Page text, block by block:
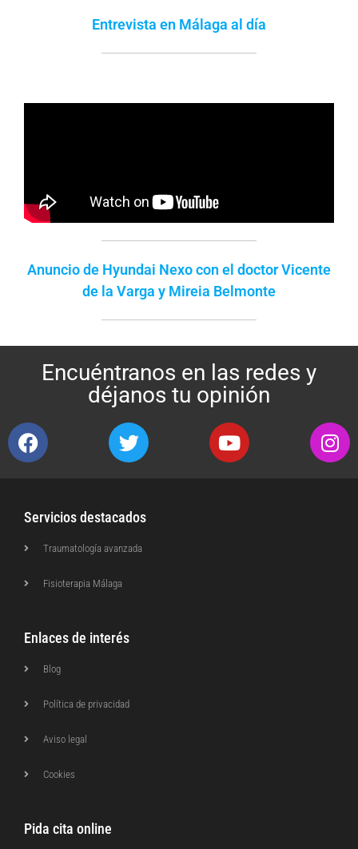
Entrevista en Málaga al día
Anuncio de Hyundai Nexo con el doctor Vicente
de la Varga y Mireia Belmonte
Encuéntranos en las redes y
déjanos tu opinión
Servicios destacados
Traumatología avanzada
Fisioterapia Málaga
Enlaces de interés
Blog
Política de privacidad
Aviso legal
Cookies
Pida cita online